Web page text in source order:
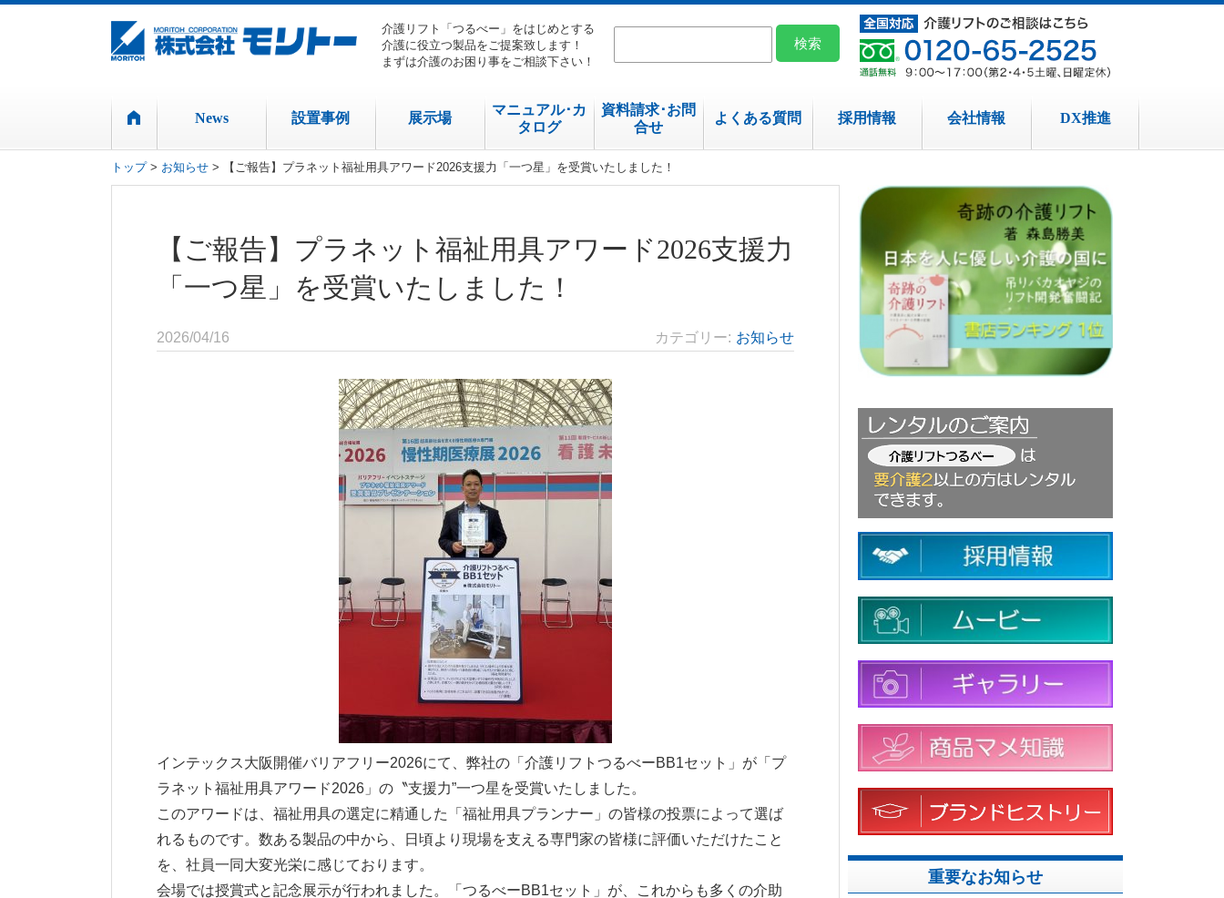
介護リフト「つるべー」をはじめとする
介護に役立つ製品をご提案致します！
まずは介護のお困り事をご相談下さい！
News 設置事例 展示場
マニュアル･カ
タログ
資料請求･お問
合せ
よくある質問 採用情報 会社情報 DX推進
トップ> お知らせ > 【ご報告】プラネット福祉用具アワード2026支援力「一つ星」を受賞いたしました！
【ご報告】プラネット福祉用具アワード2026支援力
「一つ星」を受賞いたしました！
2026/04/16 カテゴリー お知らせ
インテックス大阪開催バリアフリー2026にて、弊社の「介護リフトつるべーBB1セット」が「プ
ラネット福祉用具アワード2026」の〝支援力”一つ星を受賞いたしました。
このアワードは、福祉用具の選定に精通した「福祉用具プランナー」の皆様の投票によって選ば
れるものです。数ある製品の中から、日頃より現場を支える専門家の皆様に評価いただけたこと
を、社員一同大変光栄に感じております。
会場では授賞式と記念展示が行われました。「つるべーBB1セット」が、これからも多くの介助
重要なお知らせ